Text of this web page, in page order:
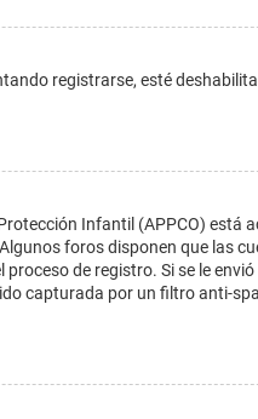
registrarse, esté
Infantil (APPCO) está
foros disponen que las
de registro. Si se le
capturada por un filtro anti-